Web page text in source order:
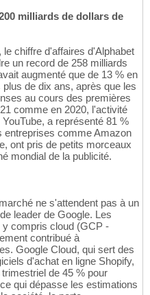
milliards de dollars de
chiffre d'affaires d'Alphabet
un record de 258 milliards
augmenté que de 13 % en
de dix ans, après que les
au cours des premières
comme en 2020, l'activité
a représenté 81 %
entreprises comme Amazon
ont pris de petits morceaux
mondial de la publicité.
ne s'attendent pas à un
leader de Google. Les
compris cloud (GCP -
contribué à
Google Cloud, qui sert des
d'achat en ligne Shopify,
de 45 % pour
qui dépasse les estimations